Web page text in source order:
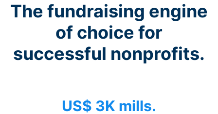
The fundraising engine
of choice for
successful nonprofits.
US$ 3K mills.